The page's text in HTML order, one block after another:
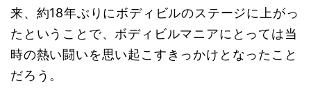
来、約18年ぶりにボディビルのステージに上がっ
たということで、ボディビルマニアにとっては当
時の熱い闘いを思い起こすきっかけとなったこと
だろう。